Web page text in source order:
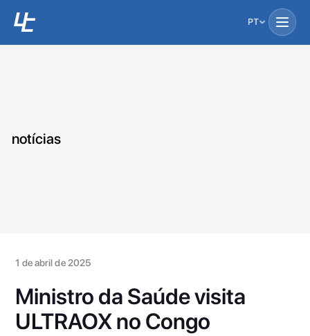
PT
notícias
1 de abril de 2025
Ministro da Saúde visita
ULTRAOX no Congo